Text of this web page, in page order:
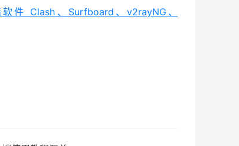
件 Clash、Surfboard、v2rayNG、